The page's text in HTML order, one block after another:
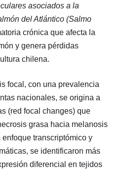
asociados a la
del Atlántico (Salmo
crónica que afecta la
y genera pérdidas
chilena.
focal, con una prevalencia
nacionales, se origina a
(red focal changes) que
grasa hacia melanosis
transcriptómico y
se identificaron más
diferencial en tejidos